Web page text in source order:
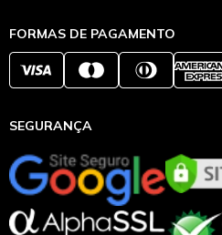
FORMAS DE PAGAMENTO
SEGURANÇA